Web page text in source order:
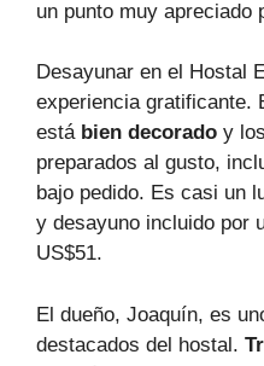
un punto muy apreciado
Desayunar en el Hostal
experiencia gratificante.
está bien decorado y
preparados al gusto,
bajo pedido. Es casi un
y desayuno incluido por
US$51.
El dueño, Joaquín, es
destacados del hostal.